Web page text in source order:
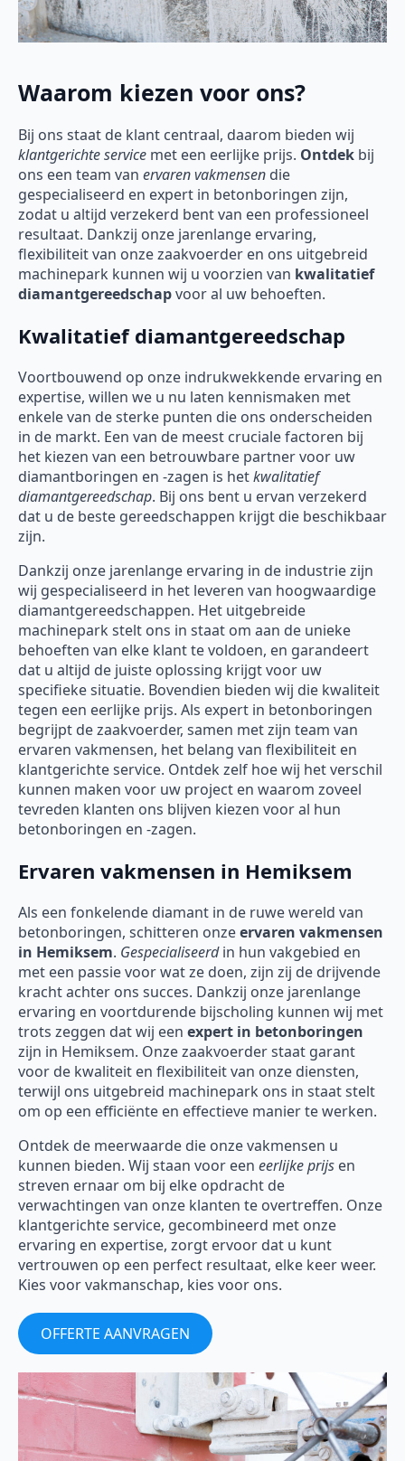
Waarom kiezen voor ons?
Bij ons staat de klant centraal, daarom bieden wij
klantgerichte service met een eerlijke prijs. Ontdek bij
ons een team van ervaren vakmensen die
gespecialiseerd en expert in betonboringen zijn,
zodat u altijd verzekerd bent van een professioneel
resultaat. Dankzij onze jarenlange ervaring,
flexibiliteit van onze zaakvoerder en ons uitgebreid
machinepark kunnen wij u voorzien van kwalitatief
diamantgereedschapvoor al uw behoeften.
Kwalitatief diamantgereedschap
Voortbouwend op onze indrukwekkende ervaring en
expertise, willen we u nu laten kennismaken met
enkele van de sterke punten die ons onderscheiden
in de markt. Een van de meest cruciale factoren bij
het kiezen van een betrouwbare partner voor uw
diamantboringen en -zagen is hetkwalitatief
diamantgereedschap. Bij ons bent u ervan verzekerd
dat u de beste gereedschappen krijgt die beschikbaar
zijn.
Dankzij onze jarenlange ervaring in de industrie zijn
wij gespecialiseerd in het leveren van hoogwaardige
diamantgereedschappen. Het uitgebreide
machinepark stelt ons in staat om aan de unieke
behoeften van elke klant te voldoen, en garandeert
dat u altijd de juiste oplossing krijgt voor uw
specifieke situatie. Bovendien bieden wij die kwaliteit
tegen een eerlijke prijs. Als expert in betonboringen
begrijpt de zaakvoerder, samen met zijn team van
ervaren vakmensen, het belang van flexibiliteit en
klantgerichte service. Ontdek zelf hoe wij het verschil
kunnen maken voor uw project en waarom zoveel
tevreden klanten ons blijven kiezen voor al hun
betonboringen en -zagen.
Ervaren vakmensen in Hemiksem
Als een fonkelende diamant in de ruwe wereld van
betonboringen, schitteren onzeervaren vakmensen
in Hemiksem. Gespecialiseerdin hun vakgebied en
met een passie voor wat ze doen, zijn zij de drijvende
kracht achter ons succes. Dankzij onze jarenlange
ervaring en voortdurende bijscholing kunnen wij met
trots zeggen dat wij een expert in betonboringen
zijn in Hemiksem. Onze zaakvoerder staat garant
voor de kwaliteit en flexibiliteit van onze diensten,
terwijl ons uitgebreid machinepark ons in staat stelt
om op een efficiënte en effectieve manier te werken.
Ontdek de meerwaarde die onze vakmensen u
kunnen bieden. Wij staan voor een eerlijke prijs en
streven ernaar om bij elke opdracht de
verwachtingen van onze klanten te overtreffen. Onze
klantgerichte service, gecombineerd met onze
ervaring en expertise, zorgt ervoor dat u kunt
vertrouwen op een perfect resultaat, elke keer weer.
Kies voor vakmanschap, kies voor ons.
OFFERTE AANVRAGEN